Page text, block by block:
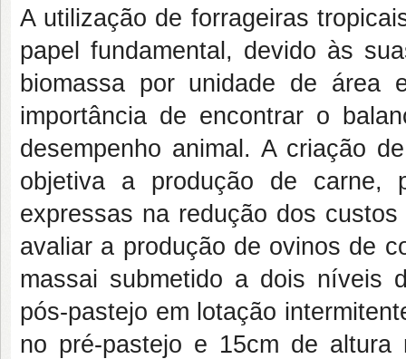
A utilização de forrageiras
papel fundamental, devido às
biomassa por unidade de área
importância de encontrar o
desempenho animal. A criação
objetiva a produção de carne,
expressas na redução dos
avaliar a produção de ovinos de
massai submetido a dois níveis
pós-pastejo em lotação
no pré-pastejo e 15cm de